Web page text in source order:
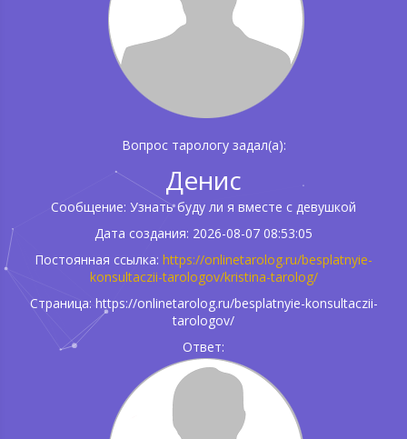
Вопрос тарологу задал(а):
Денис
Сообщение: Узнать буду ли я вместе с девушкой
Дата создания: 2026-08-07 08:53:05
Постоянная ссылка: https://onlinetarolog.ru/besplatnyie-
konsultaczii-tarologov/kristina-tarolog/
Страница: https://onlinetarolog.ru/besplatnyie-konsultaczii-
tarologov/
Ответ: